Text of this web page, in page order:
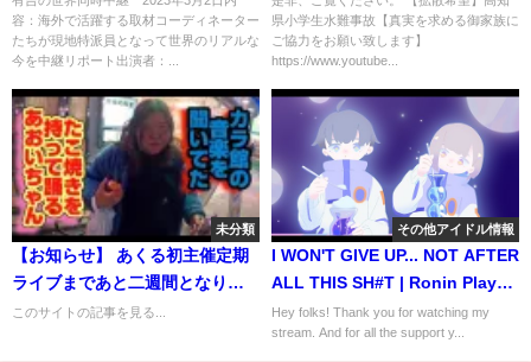
容：海外で活躍する取材コーディネーター
たちが現地特派員となって世界のリアルな
今を中継リポート出演者：...
県小学生水難事故【真実を求める御家族に
ご協力をお願い致します】
https://www.youtube...
未分類
【お知らせ】 あくる初主催定期
ライブまであと二週間となりま
し...
このサイトの記事を見る...
その他アイドル情報
I WON'T GIVE UP... NOT AFTER
ALL THIS SH#T | Ronin Playz
Live 🔴
Hey folks! Thank you for watching my
stream. And for all the support y...